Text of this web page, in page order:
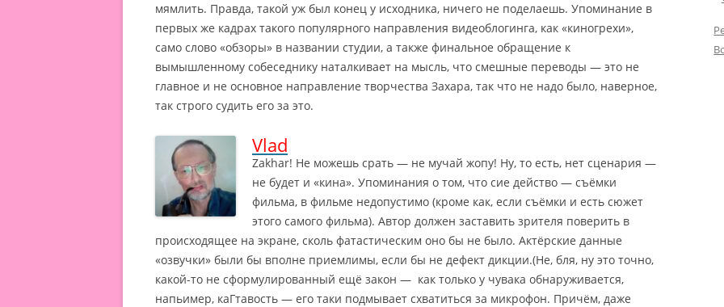
мямлить. Правда, такой уж был конец у исходника, ничего не поделаешь. Упоминание в
первых же кадрах такого популярного направления видеоблогинга, как «киногрехи»,
само слово «обзоры» в названии студии, а также финальное обращение к
вымышленному собеседнику наталкивает на мысль, что смешные переводы — это не
главное и не основное направление творчества Захара, так что не надо было, наверное,
так строго судить его за это.
Vlad
Zakhar! Не можешь срать — не мучай жопу! Ну, то есть, нет сценария —
не будет и «кина». Упоминания о том, что сие действо — съёмки
фильма, в фильме недопустимо (кроме как, если съёмки и есть сюжет
этого самого фильма). Автор должен заставить зрителя поверить в
происходящее на экране, сколь фатастическим оно бы не было. Актёрские данные
«озвучки» были бы вполне приемлимы, если бы не дефект дикции.(Не, бля, ну это точно,
какой-то не сформулированный ещё закон — как только у чувака обнаруживается,
напьимер, каГтавость — его таки подмывает схватиться за микрофон. Причём, даже